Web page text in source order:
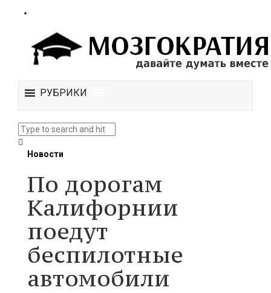
РУБРИКИ
Новости
По дорогам
Калифорнии
поедут
беспилотные
автомобили